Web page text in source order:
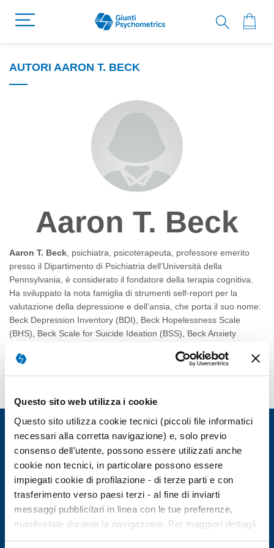
Questo sito web utilizza i cookie
Questo sito utilizza cookie tecnici (piccoli file informatici
necessari alla corretta navigazione) e, solo previo
consenso dell’utente, possono essere utilizzati anche
cookie non tecnici, in particolare possono essere
impiegati cookie di profilazione - di terze parti e con
trasferimento verso paesi terzi - al fine di inviarti
messaggi pubblicitari in linea con le tue preferenze,
manifestate durante la navigazione. Per maggiori dettagli
sul trattamento dei tuoi dati personali durante la
AUTORI AARON T. BECK
Aaron T. Beck
Aaron T. Beck , psichiatra, psicoterapeuta, professore emerito
presso il Dipartimento di Psichiatria dell’Università della
Pennsylvania, è considerato il fondatore della terapia cognitiva.
Ha sviluppato la nota famiglia di strumenti self-report per la
valutazione della depressione e dell’ansia, che porta il suo nome:
Beck Depression Inventory (BDI), Beck Hopelessness Scale
(BHS), Beck Scale for Suicide Ideation (BSS), Beck Anxiety
GIUNTI PSYCHOMETRICS
AREA CLIENTI